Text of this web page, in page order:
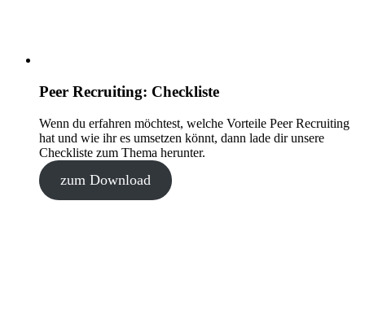
Peer Recruiting: Checkliste
Wenn du erfahren möchtest, welche Vorteile Peer Recruiting
hat und wie ihr es umsetzen könnt, dann lade dir unsere
Checkliste zum Thema herunter.
zum Download